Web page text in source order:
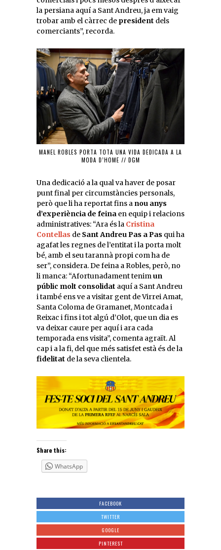
la persiana aquí a Sant Andreu, ja em vaig
trobar amb el càrrec de president dels
comerciants”, recorda.
MANEL ROBLES PORTA TOTA UNA VIDA DEDICADA A LA
MODA D’HOME // DGM
Una dedicació a la qual va haver de posar
punt final per circumstàncies personals,
però que li ha reportat fins a nou anys
d’experiència de feina en equip i relacions
administratives: “Ara és la Cristina
Contellas de Sant Andreu Pas a Pas qui ha
agafat les regnes de l’entitat i la porta molt
bé, amb el seu tarannà propi com ha de
ser”, considera. De feina a Robles, però, no
li manca: “Afortunadament tenimun
públic molt consolidat aquí a Sant Andreu
i també ens ve a visitar gent de Virrei Amat,
Santa Coloma de Gramanet, Montcada i
Reixac i fins i tot algú d’Olot, que un dia es
va deixar caure per aquí i ara cada
temporada ens visita”, comenta agraït. Al
cap i a la fi, del que més satisfet està és de la
fidelitat de la seva clientela.
Share this:
WhatsApp
FACEBOOK
TWITTER
GOOGLE
PINTEREST